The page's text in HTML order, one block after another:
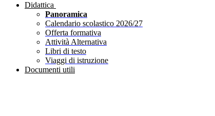
Didattica
Panoramica
Calendario scolastico 2026/27
Offerta formativa
Attività Alternativa
Libri di testo
Viaggi di istruzione
Documenti utili